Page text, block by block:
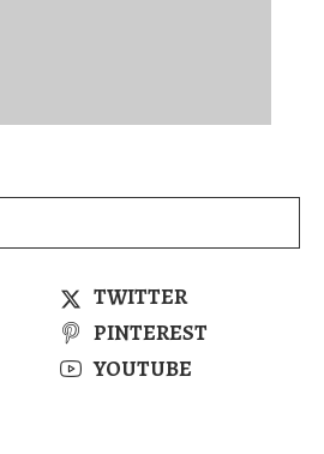
TWITTER
PINTEREST
YOUTUBE